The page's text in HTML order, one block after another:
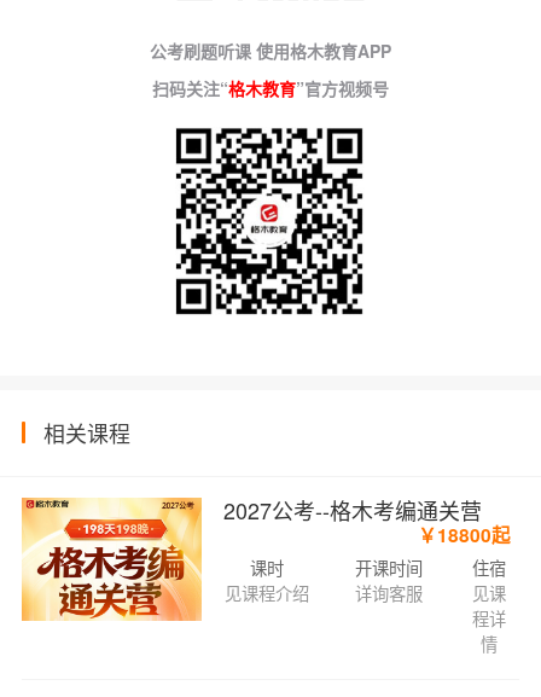
公考刷题听课 使用格木教育APP
扫码关注“格木教育”官方视频号
相关课程
2027公考--格木考编通关营
￥18800起
课时
见课程介绍
开课时间
详询客服
住宿
见课
程详
情